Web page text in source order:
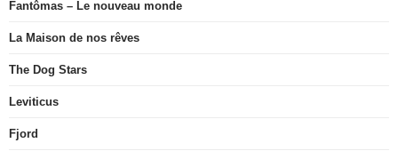
Fantômas – Le nouveau monde
La Maison de nos rêves
The Dog Stars
Leviticus
Fjord